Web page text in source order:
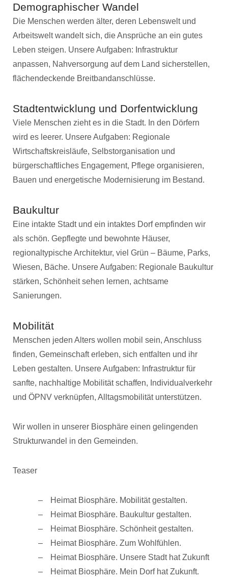
Demographischer Wandel
Die Menschen werden älter, deren Lebenswelt und
Arbeitswelt wandelt sich, die Ansprüche an ein gutes
Leben steigen. Unsere Aufgaben: Infrastruktur
anpassen, Nahversorgung auf dem Land sicherstellen,
flächendeckende Breitbandanschlüsse.
Stadtentwicklung und Dorfentwicklung
Viele Menschen zieht es in die Stadt. In den Dörfern
wird es leerer. Unsere Aufgaben: Regionale
Wirtschaftskreisläufe, Selbstorganisation und
bürgerschaftliches Engagement, Pflege organisieren,
Bauen und energetische Modernisierung im Bestand.
Baukultur
Eine intakte Stadt und ein intaktes Dorf empfinden wir
als schön. Gepflegte und bewohnte Häuser,
regionaltypische Architektur, viel Grün – Bäume, Parks,
Wiesen, Bäche. Unsere Aufgaben: Regionale Baukultur
stärken, Schönheit sehen lernen, achtsame
Sanierungen.
Mobilität
Menschen jeden Alters wollen mobil sein, Anschluss
finden, Gemeinschaft erleben, sich entfalten und ihr
Leben gestalten. Unsere Aufgaben: Infrastruktur für
sanfte, nachhaltige Mobilität schaffen, Individualverkehr
und ÖPNV verknüpfen, Alltagsmobilität unterstützen.
Wir wollen in unserer Biosphäre einen gelingenden
Strukturwandel in den Gemeinden.
Teaser
Heimat Biosphäre. Mobilität gestalten.
Heimat Biosphäre. Baukultur gestalten.
Heimat Biosphäre. Schönheit gestalten.
Heimat Biosphäre. Zum Wohlfühlen.
Heimat Biosphäre. Unsere Stadt hat Zukunft
Heimat Biosphäre. Mein Dorf hat Zukunft.